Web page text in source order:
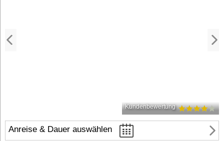
Kundenbewertung
Anreise & Dauer auswählen